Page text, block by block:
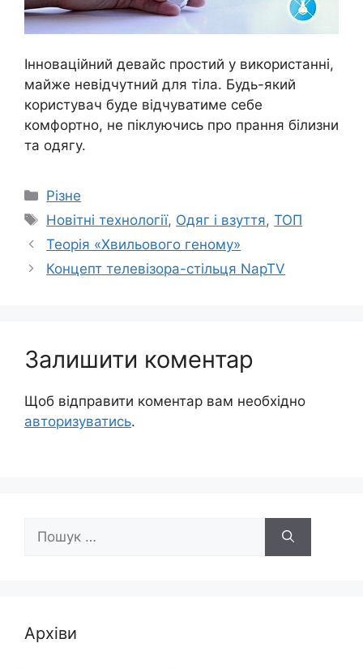
Інноваційний девайс простий у використанні,
майже невідчутний для тіла. Будь-який
користувач буде відчуватиме себе
комфортно, не піклуючись про прання білизни
та одягу.
Категорії
Різне
Позначки
Новітні технології, Одяг і взуття,ТОП
Теорія «Хвильового геному»
Концепт телевізора-стільця NapTV
Залишити коментар
Щоб відправити коментар вам необхідно
авторизуватись.
Архіви